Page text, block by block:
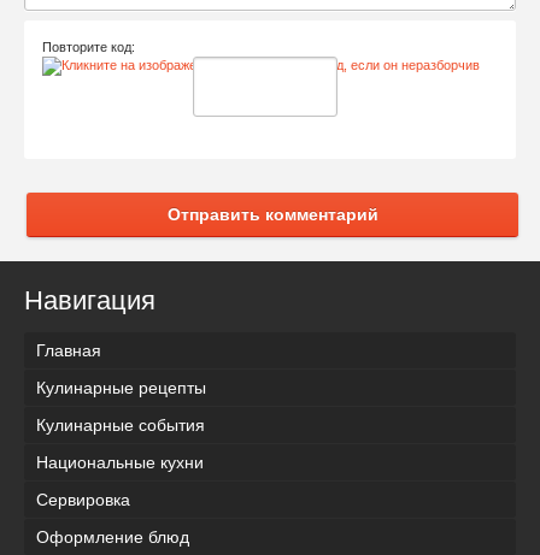
Повторите код:
Отправить комментарий
Навигация
Главная
Кулинарные рецепты
Кулинарные события
Национальные кухни
Сервировка
Оформление блюд